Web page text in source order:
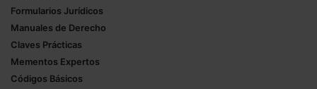
Formularios Jurídicos
Manuales de Derecho
Claves Prácticas
Mementos Expertos
Códigos Básicos